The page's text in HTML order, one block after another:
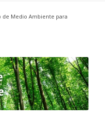
de Medio Ambiente para